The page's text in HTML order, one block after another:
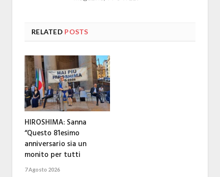
RELATED POSTS
HIROSHIMA: Sanna
“Questo 81esimo
anniversario sia un
monito per tutti
7 Agosto 2026